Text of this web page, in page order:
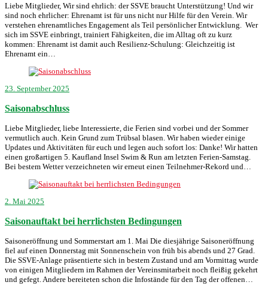
Liebe Mitglieder, Wir sind ehrlich: der SSVE braucht Unterstützung! Und wir
sind noch ehrlicher: Ehrenamt ist für uns nicht nur Hilfe für den Verein. Wir
verstehen ehrenamtliches Engagement als Teil persönlicher Entwicklung. Wer
sich im SSVE einbringt, trainiert Fähigkeiten, die im Alltag oft zu kurz
kommen: Ehrenamt ist damit auch Resilienz-Schulung: Gleichzeitig ist
Ehrenamt ein…
23. September 2025
Saisonabschluss
Liebe Mitglieder, liebe Interessierte, die Ferien sind vorbei und der Sommer
vermutlich auch. Kein Grund zum Trübsal blasen. Wir haben wieder einige
Updates und Aktivitäten für euch und legen auch sofort los: Danke! Wir hatten
einen großartigen 5. Kaufland Insel Swim & Run am letzten Ferien-Samstag.
Bei bestem Wetter verzeichneten wir erneut einen Teilnehmer-Rekord und…
2. Mai 2025
Saisonauftakt bei herrlichsten Bedingungen
Saisoneröffnung und Sommerstart am 1. Mai Die diesjährige Saisoneröffnung
fiel auf einen Donnerstag mit Sonnenschein von früh bis abends und 27 Grad.
Die SSVE-Anlage präsentierte sich in bestem Zustand und am Vormittag wurde
von einigen Mitgliedern im Rahmen der Vereinsmitarbeit noch fleißig gekehrt
und gefegt. Andere bereiteten schon die Infostände für den Tag der offenen…